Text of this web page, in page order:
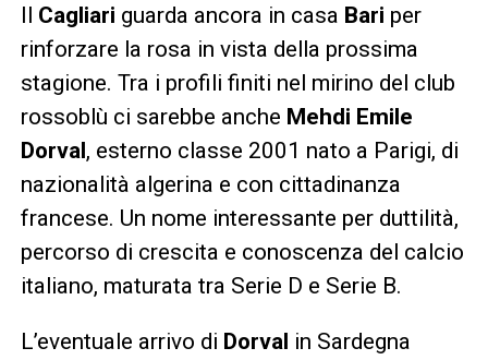
Il Cagliari guarda ancora in casa Bari per
rinforzare la rosa in vista della prossima
stagione. Tra i profili finiti nel mirino del club
rossoblù ci sarebbe anche Mehdi Emile
Dorval, esterno classe 2001 nato a Parigi, di
nazionalità algerina e con cittadinanza
francese. Un nome interessante per duttilità,
percorso di crescita e conoscenza del calcio
italiano, maturata tra Serie D e Serie B.
L’eventuale arrivo di Dorval in Sardegna